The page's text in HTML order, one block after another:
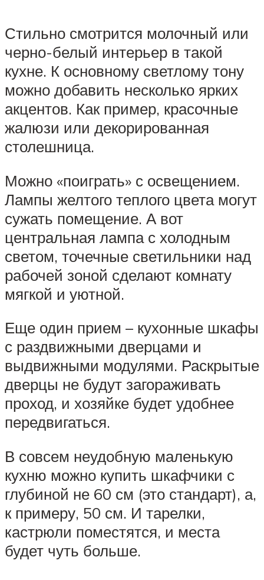
Стильно смотрится молочный или
черно-белый интерьер в такой
кухне. К основному светлому тону
можно добавить несколько ярких
акцентов. Как пример, красочные
жалюзи или декорированная
столешница.
Можно «поиграть» с освещением.
Лампы желтого теплого цвета могут
сужать помещение. А вот
центральная лампа с холодным
светом, точечные светильники над
рабочей зоной сделают комнату
мягкой и уютной.
Еще один прием – кухонные шкафы
с раздвижными дверцами и
выдвижными модулями. Раскрытые
дверцы не будут загораживать
проход, и хозяйке будет удобнее
передвигаться.
В совсем неудобную маленькую
кухню можно купить шкафчики с
глубиной не 60 см (это стандарт), а,
к примеру, 50 см. И тарелки,
кастрюли поместятся, и места
будет чуть больше.